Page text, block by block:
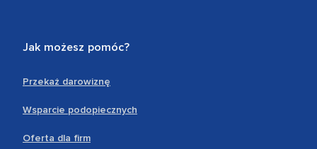
Jak możesz pomóc?
Przekaż darowiznę
Wsparcie podopiecznych
Oferta dla firm